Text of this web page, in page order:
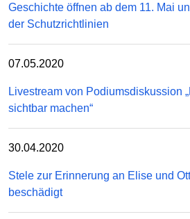
Geschichte öffnen ab dem 11. Mai
der Schutzrichtlinien
07.05.2020
Livestream von Podiumsdiskussion
sichtbar machen“
30.04.2020
Stele zur Erinnerung an Elise und
beschädigt